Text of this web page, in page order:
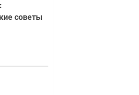
советы